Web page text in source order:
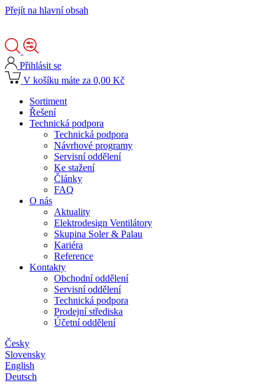
Přejít na hlavní obsah
Přihlásit se
V košíku máte za 0,00 Kč
Sortiment
Řešení
Technická podpora
Technická podpora
Návrhové programy
Servisní oddělení
Ke stažení
Články
FAQ
O nás
Aktuality
Elektrodesign Ventilátory
Skupina Soler & Palau
Kariéra
Reference
Kontakty
Obchodní oddělení
Servisní oddělení
Technická podpora
Prodejní střediska
Účetní oddělení
Česky
Slovensky
English
Deutsch